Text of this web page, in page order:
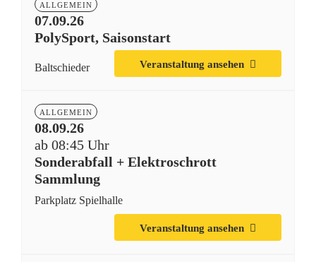
07.09.26
ALLGEMEIN
PolySport, Saisonstart
Baltschieder Veranstaltung ansehen
08.09.26
ab 08:45 Uhr
ALLGEMEIN
Sonderabfall + Elektroschrott
Sammlung
Parkplatz Spielhalle
Veranstaltung ansehen